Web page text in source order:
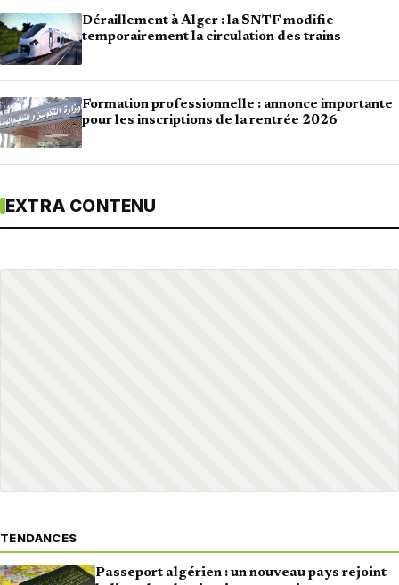
Déraillement à Alger : la SNTF modifie
temporairement la circulation des trains
Formation professionnelle : annonce importante
pour les inscriptions de la rentrée 2026
EXTRA CONTENU
TENDANCES
Passeport algérien : un nouveau pays rejoint